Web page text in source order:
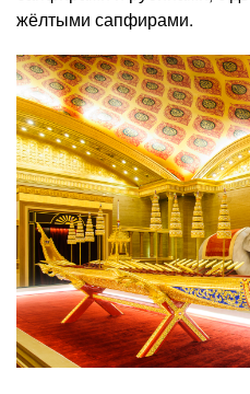
жёлтыми сапфирами.